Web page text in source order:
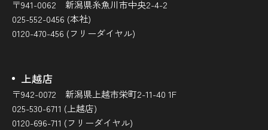
〒941-0062 新潟県糸魚川市中央2-4-2
025-552-0456 (本社)
0120-470-456 (フリーダイヤル)
上越店
〒942-0072 新潟県上越市栄町2-11-40 1F
025-530-6711 (上越店)
0120-696-711 (フリーダイヤル)